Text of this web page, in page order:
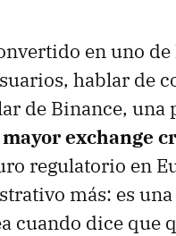
en uno
hablar de
de Binance, una
exchange
regulatorio en
más: es
cuando dice que